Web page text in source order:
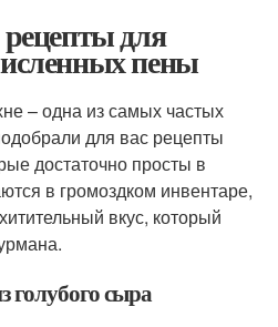
для
пены
– одна из самых частых
для вас рецепты
достаточно просты в
в громоздком инвентаре,
вкус, который
голубого сыра